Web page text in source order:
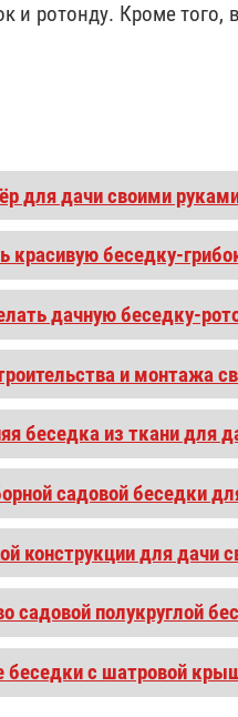
и ротонду. Кроме
для дачи своими
красивую беседку-
дачную беседку-
и монтажа
беседка из ткани для
садовой беседки
конструкции для дачи
садовой полукруглой
беседки с шатровой